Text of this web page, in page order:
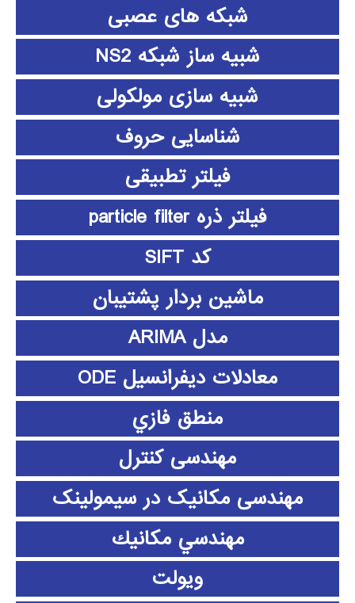
شبکه های عصبی
شبیه ساز شبکه NS2
شبیه سازی مولکولی
شناسایی حروف
فیلتر تطبیقی
فیلتر ذره particle filter
کد SIFT
ماشین بردار پشتیبان
مدل ARIMA
معادلات دیفرانسیل ODE
منطق فازي
مهندسی کنترل
مهندسی مکانیک در سیمولینک
مهندسي مكانيك
ویولت